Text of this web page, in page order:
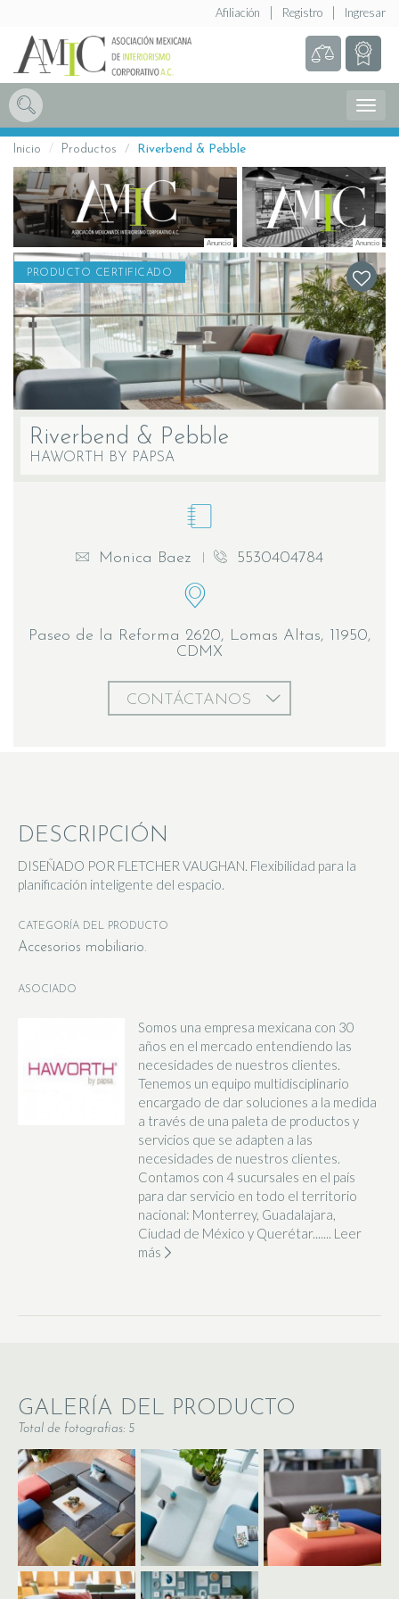
Ingresar
Registro
Afiliación
Menú
Inicio Productos Riverbend & Pebble
PRODUCTO CERTIFICADO
Riverbend & Pebble
HAWORTH BY PAPSA
Monica Baez 5530404784
Paseo de la Reforma 2620, Lomas Altas, 11950,
CDMX
CONTÁCTANOS
DESCRIPCIÓN
DISEÑADO POR FLETCHER VAUGHAN. Flexibilidad para la
planificación inteligente del espacio.
CATEGORÍA DEL PRODUCTO
Accesorios mobiliario
ASOCIADO
Somos una empresa mexicana con 30
años en el mercado entendiendo las
necesidades de nuestros clientes.
Tenemos un equipo multidisciplinario
encargado de dar soluciones a la medida
a través de una paleta de productos y
servicios que se adapten a las
necesidades de nuestros clientes.
Contamos con 4 sucursales en el país
para dar servicio en todo el territorio
nacional: Monterrey, Guadalajara,
Ciudad de México y Querétar....... Leer
más
GALERÍA DEL PRODUCTO
Total de fotografias: 5